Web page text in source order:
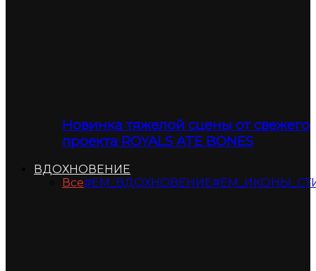
Новинка тяжелой сцены от свежего
проекта ROYALS ATE BONES
ВДОХНОВЕНИЕ
Все#ЕМ_ВДОХНОВЕНИЕ